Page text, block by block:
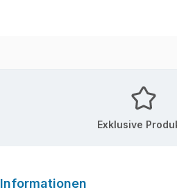
Exklusive
Informationen